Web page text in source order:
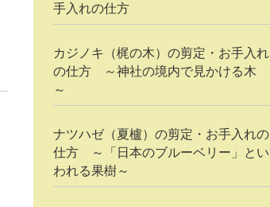
手入れの仕方
カジノキ（梶の木）の剪定・お手入れ
の仕方 ～神社の境内で見かける木
～
ナツハゼ（夏櫨）の剪定・お手入れの
仕方 ～「日本のブルーベリー」とい
われる果樹～